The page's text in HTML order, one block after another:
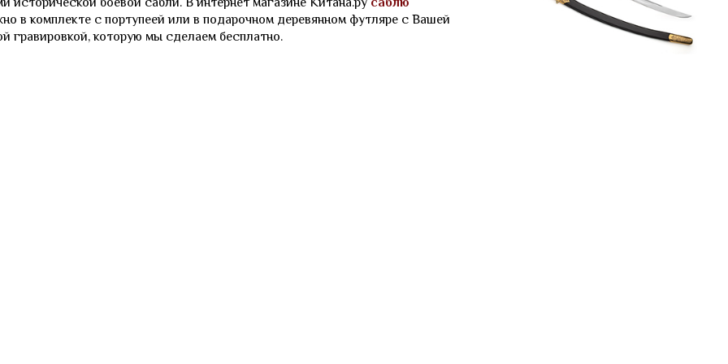
в комплекте с портупеей или в подарочном деревянном футляре с Вашей
гравировкой, которую мы сделаем бесплатно.